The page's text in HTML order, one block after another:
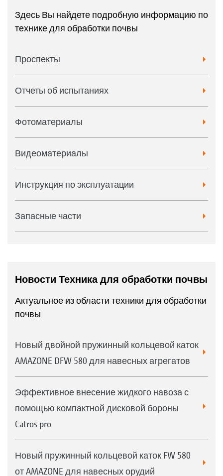
Здесь Вы найдете подробную информацию по
технике для обработки почвы
Проспекты
Отчеты об испытаниях
Фотоматериалы
Видеоматериалы
Инструкция по эксплуатации
Запасные части
Новости Техника для обработки почвы
Актуальное из области техники для обработки
почвы
Новый двойной пружинный кольцевой каток
AMAZONE DFW 580 для навесных агрегатов
Эффективное внесение жидкого навоза с
помощью компактной дисковой бороны
Catros pro
Новый пружинный кольцевой каток FW 580
от AMAZONE для навесных орудий